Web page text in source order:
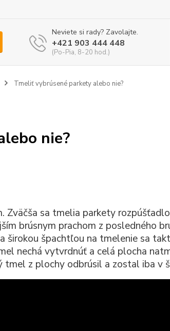
Neviete si rady? Zavolajte.
+421 903 444 448
(Po-Pia, 8-20 hod.)
Tmeliť vybrúsené parkety alebo nie?
nie?
Zväčša sa tmelia parkety
brúsnym prachom z posledného
širokou špachtľou na tmelenie sa
nechá vytvrdnúť a celá plocha
z plochy odbrúsil a zostal iba v